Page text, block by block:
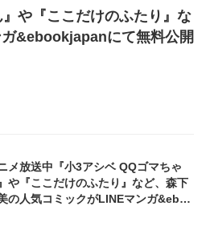
や『ここだけのふたり』な
&ebookjapanにて無料公開
メ放送中『小3アシベ QQゴマちゃ
や『ここだけのふたり』など、森下
の人気コミックがLINEマンガ&eboo